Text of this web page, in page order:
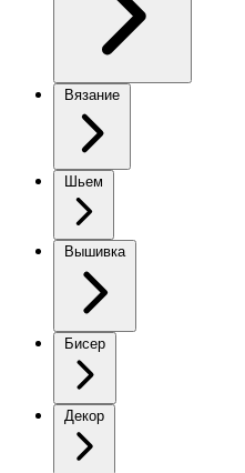
Вязание
Шьем
Вышивка
Бисер
Декор